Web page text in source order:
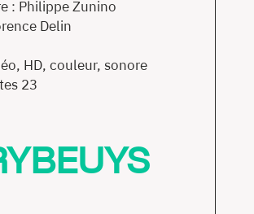
: Philippe Zunino
Delin
HD, couleur, sonore
23